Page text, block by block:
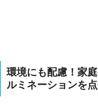
環境にも配慮！家
ルミネーションを